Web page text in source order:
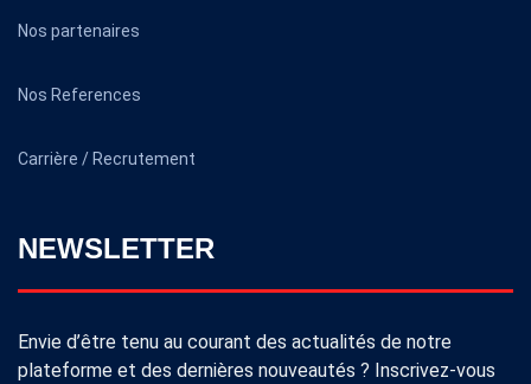
Nos partenaires
Nos References
Carrière / Recrutement
NEWSLETTER
Envie d’être tenu au courant des actualités de notre
plateforme et des dernières nouveautés ? Inscrivez-vous